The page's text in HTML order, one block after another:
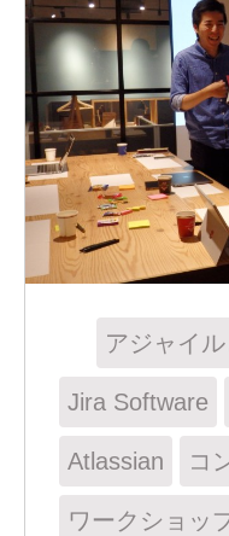
アジャイ
Jira Software
Atlassian コ
ワークショッ